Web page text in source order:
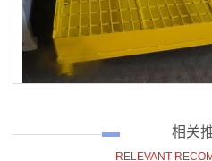
相关
RELEVANT